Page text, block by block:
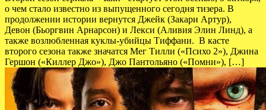
о чем стало известно из выпущенного сегодня тизера. В
продолжении истории вернутся Джейк (Закари Артур),
Девон (Бьоргвин Арнарсон) и Лекси (Аливия Элин Линд), а
также возлюбленная куклы-убийцы Тиффани. В касте
второго сезона также значатся Мег Тилли («Психо 2»), Джина
Гершон («Киллер Джо»), Джо Пантольяно («Помни»), […]